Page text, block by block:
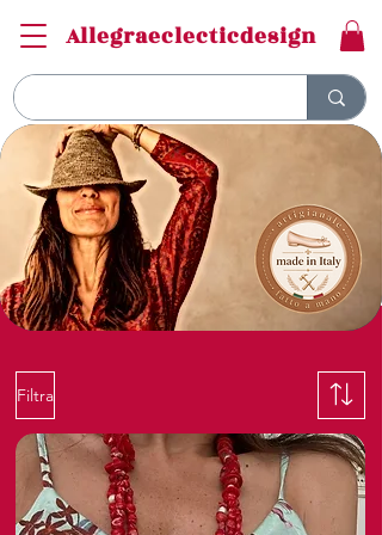
Allegraeclecticdesign
Filtra